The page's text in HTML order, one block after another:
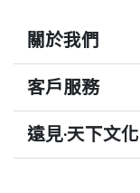
關於我們
客戶服務
遠見‧天下文